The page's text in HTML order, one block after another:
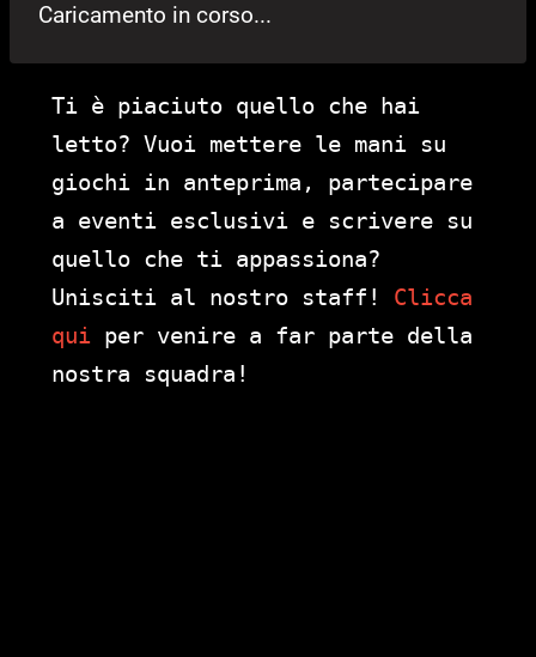
Caricamento in corso...
Ti è piaciuto quello che hai
letto? Vuoi mettere le mani su
giochi in anteprima, partecipare
a eventi esclusivi e scrivere su
quello che ti appassiona?
Unisciti al nostro staff! Clicca
qui per venire a far parte della
nostra squadra!